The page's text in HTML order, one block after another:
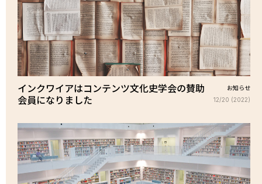
インクワイアはコンテンツ文化史学会の賛助
会員になりました
お知らせ
12/20 (2022)